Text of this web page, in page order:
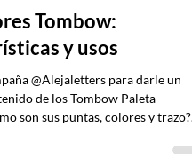
Tombow:
y usos
@Alejaletters para darle un
de los Tombow Paleta
son sus puntas, colores y trazo?...